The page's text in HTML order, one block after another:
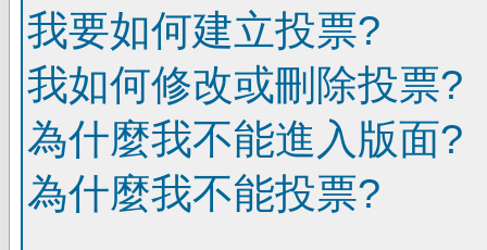
我要如何建立投票?
我如何修改或刪除投票?
為什麼我不能進入版面?
為什麼我不能投票?